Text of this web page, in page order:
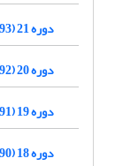
دوره 21 (1393)
دوره 20 (1392)
دوره 19 (1391)
دوره 18 (1390)